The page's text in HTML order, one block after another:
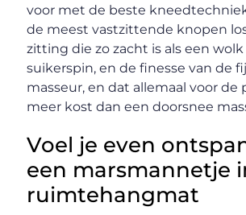
voor met de beste
de meest vastzittende knopen
zitting die zo zacht is als een wolk
suikerspin, en de finesse van de
masseur, en dat allemaal voor de
meer kost dan een doorsnee
Voel je even
een marsmannetje
ruimtehangmat